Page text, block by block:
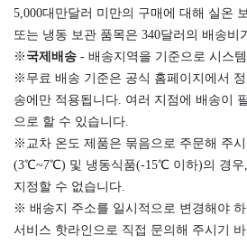
5,000대만달러 미만의 구매에 대해 실온
또는 냉동 보관 품목은 340달러의 배송비
※ 국제배송 - 배송지역을 기준으로 시스
※무료 배송 기준은 공식 홈페이지에서
송에만 적용됩니다. 여러 지점에 배송이
으로 할 수 있습니다.
※교차 온도 제품은 묶음으로 주문해 주
(3℃~7℃) 및 냉동식품(-15℃ 이하)의 경우
지정할 수 없습니다.
※ 배송지 주소를 일시적으로 변경해야 하
서비스 핫라인으로 직접 문의해 주시기